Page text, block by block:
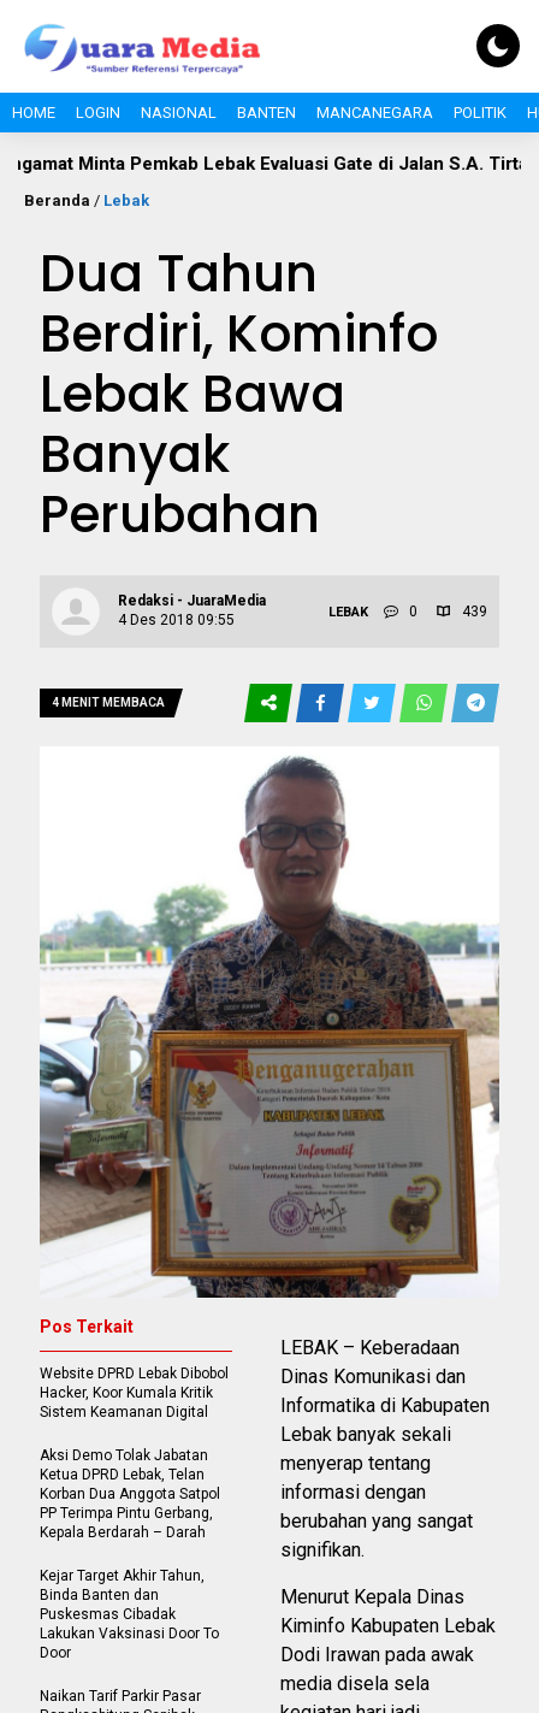
HOME LOGIN NASIONAL BANTEN MANCANEGARA POLITIK
Lebak Evaluasi Gate di Jalan S.A. Tirtayasa
Beranda / Lebak
Dua Tahun
Berdiri, Kominfo
Lebak Bawa
Banyak
Perubahan
Redaksi - JuaraMedia
4 Des 2018 09:55
LEBAK 0 439
4 MENIT MEMBACA
LEBAK – Keberadaan
Dinas Komunikasi dan
Informatika di Kabupaten
Lebak banyak sekali
menyerap tentang
informasi dengan
berubahan yang sangat
signifikan.
Menurut Kepala Dinas
Kiminfo Kabupaten Lebak
Dodi Irawan pada awak
media disela sela
Pos Terkait
Website DPRD Lebak Dibobol
Hacker, Koor Kumala Kritik
Sistem Keamanan Digital
Aksi Demo Tolak Jabatan
Ketua DPRD Lebak, Telan
Korban Dua Anggota Satpol
PP Terimpa Pintu Gerbang,
Kepala Berdarah – Darah
Kejar Target Akhir Tahun,
Binda Banten dan
Puskesmas Cibadak
Lakukan Vaksinasi Door To
Door
Naikan Tarif Parkir Pasar